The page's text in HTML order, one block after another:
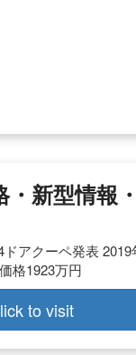
新型情報
アクーペ発表
格1923万円
to visit